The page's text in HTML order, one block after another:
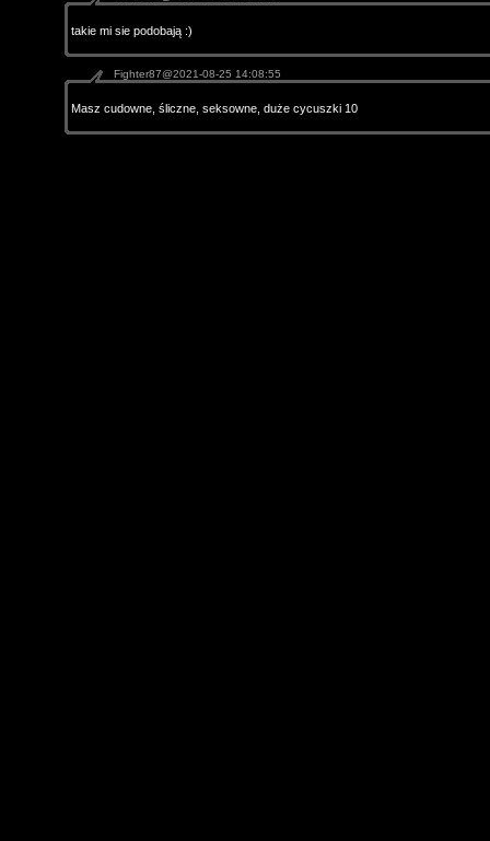
takie mi sie podobają :)
Fighter87@2021-08-25 14:08:55
Masz cudowne, śliczne, seksowne, duże cycuszki 10